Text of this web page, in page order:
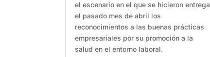
el escenario en el que se hicieron entrega
el pasado mes de abril los
reconocimientos a las buenas prácticas
empresariales por su promoción a la
salud en el entorno laboral.